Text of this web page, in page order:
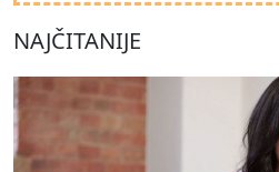
NAJČITANIJE